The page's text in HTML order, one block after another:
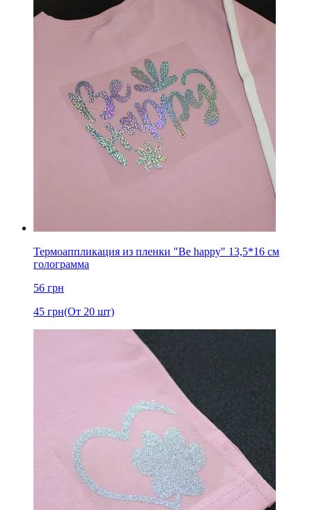
Термоаппликация из пленки "Be happy" 13,5*16 см
голограмма
56 грн
45 грн(От 20 шт)